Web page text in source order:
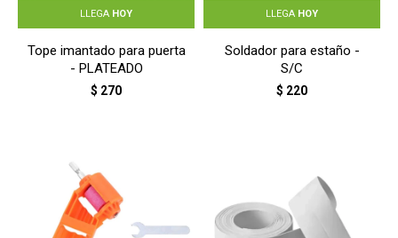
LLEGA HOY
Tope imantado para puerta
- PLATEADO
$ 270
LLEGA HOY
Soldador para estaño -
S/C
$ 220